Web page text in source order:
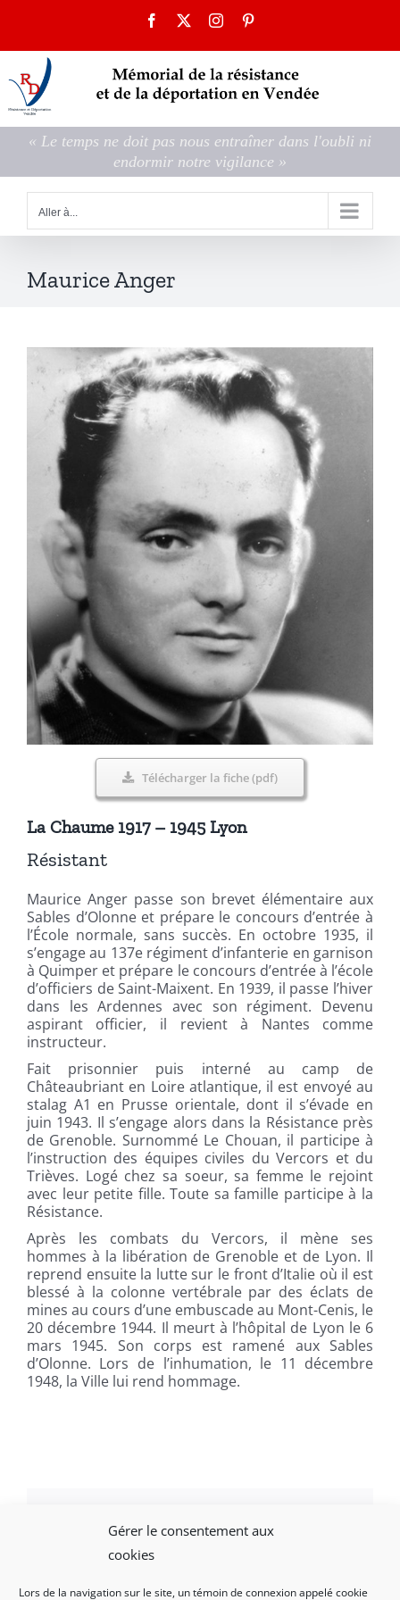
Gérer le consentement aux
cookies
Lors de la navigation sur le site, un témoin de connexion appelé cookie
contenu
Facebook Instagram
« Le temps ne doit pas nous entraîner dans l'oubli ni
endormir notre vigilance »
Aller à...
Maurice Anger
Télécharger la fiche (pdf)
La Chaume 1917 – 1945 Lyon
Résistant
Maurice Anger passe son brevet élémentaire aux
Sables d’Olonne et prépare le concours d’entrée à
l’École normale, sans succès. En octobre 1935, il
s’engage au 137e régiment d’infanterie en garnison
à Quimper et prépare le concours d’entrée à l’école
d’officiers de Saint-Maixent. En 1939, il passe l’hiver
dans les Ardennes avec son régiment. Devenu
aspirant officier, il revient à Nantes comme
instructeur.
Fait prisonnier puis interné au camp de
Châteaubriant en Loire atlantique, il est envoyé au
stalag A1 en Prusse orientale, dont il s’évade en
juin 1943. Il s’engage alors dans la Résistance près
de Grenoble. Surnommé Le Chouan, il participe à
l’instruction des équipes civiles du Vercors et du
Trièves. Logé chez sa soeur, sa femme le rejoint
avec leur petite fille. Toute sa famille participe à la
Résistance.
Après les combats du Vercors, il mène ses
hommes à la libération de Grenoble et de Lyon. Il
reprend ensuite la lutte sur le front d’Italie où il est
blessé à la colonne vertébrale par des éclats de
mines au cours d’une embuscade au Mont-Cenis, le
20 décembre 1944. Il meurt à l’hôpital de Lyon le 6
mars 1945. Son corps est ramené aux Sables
d’Olonne. Lors de l’inhumation, le 11 décembre
1948, la Ville lui rend hommage.
Facebook
X LinkedInWhatsApp
Email